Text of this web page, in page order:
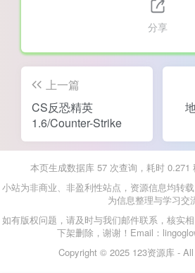
分享
上一篇
CS反恐精英
1.6/Counter-Strike
本页生成数据库 57 次查询，耗时 0.271
小站为非商业、非盈利性站点，资源信息均转
为信息整理与学习交
如有版权问题，请及时与我们邮件联系，核实
下架删除，谢谢！Email：
Copyright © 2025 123资源库 -